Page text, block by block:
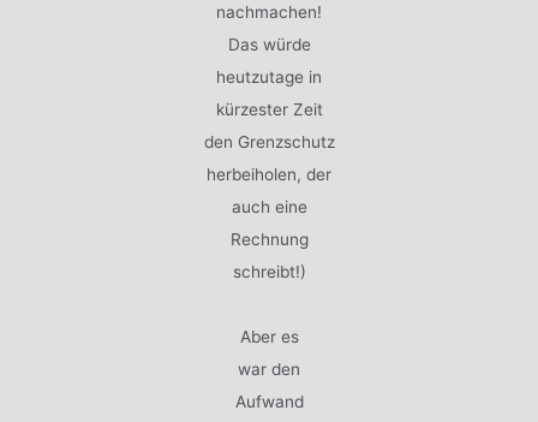
nachmachen!
Das würde
heutzutage in
kürzester Zeit
den Grenzschutz
herbeiholen, der
auch eine
Rechnung
schreibt!)
Aber es
war den
Aufwand